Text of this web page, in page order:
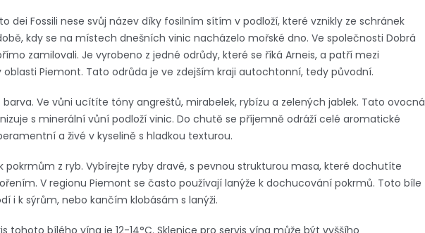
dei Fossili nese svůj název díky fosilním sítím v podloží, které vznikly ze schránek
kdy se na místech dnešních vinic nacházelo mořské dno. Ve společnosti Dobrá
zamilovali. Je vyrobeno z jedné odrůdy, které se říká Arneis, a patří mezi
Piemont. Tato odrůda je ve zdejším kraji autochtonní, tedy původní.
Ve vůni ucítíte tóny angreštů, mirabelek, rybízu a zelených jablek. Tato ovocná
s minerální vůní podloží vinic. Do chutě se příjemně odráží celé aromatické
a živé v kyselině s hladkou texturou.
pokrmům z ryb. Vybírejte ryby dravé, s pevnou strukturou masa, které dochutíte
V regionu Piemont se často používají lanýže k dochucování pokrmů. Toto bíle
i k sýrům, nebo kančím klobásám s lanýži.
tohoto bílého vína je 12-14°C. Sklenice pro servis vína může být vyššího